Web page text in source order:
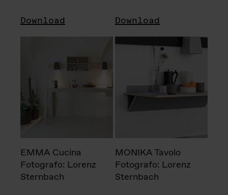
Download Download
EMMA Cucina
Fotografo: Lorenz
Sternbach
MONIKA Tavolo
Fotografo: Lorenz
Sternbach